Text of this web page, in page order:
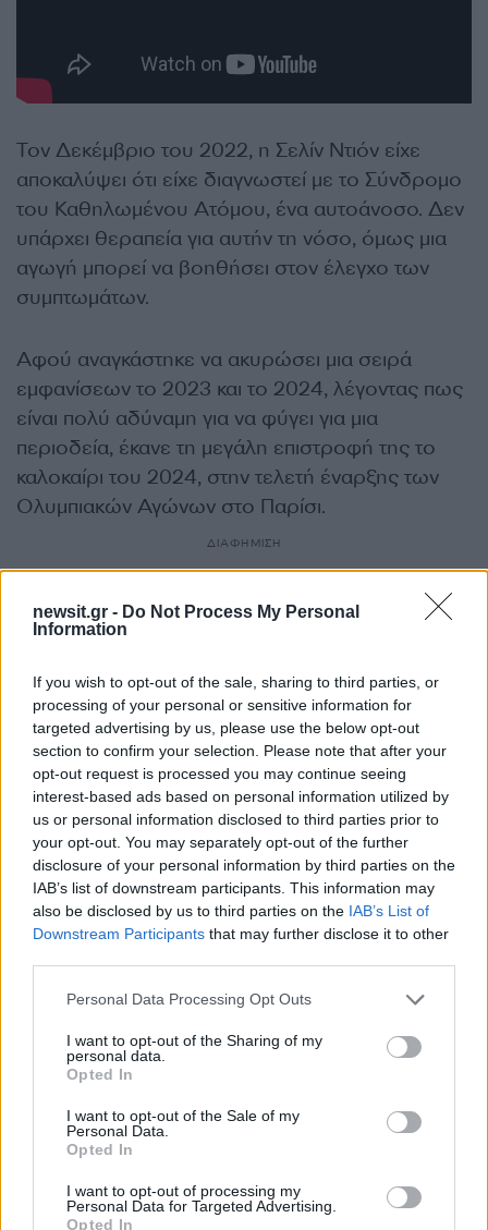
newsit.gr - Do Not Process My Personal
Information
If you wish to opt-out of the sale, sharing to third parties, or
processing of your personal or sensitive information for
targeted advertising by us, please use the below opt-out
section to confirm your selection. Please note that after your
opt-out request is processed you may continue seeing
interest-based ads based on personal information utilized by
us or personal information disclosed to third parties prior to
your opt-out. You may separately opt-out of the further
disclosure of your personal information by third parties on the
IAB’s list of downstream participants. This information may
also be disclosed by us to third parties on the IAB’s List of
Downstream Participants that may further disclose it to other
Please note that this website/app uses one or more Google
not limited to your visit or usage behaviour. You may click to
grant or deny consent to Google and its third-party tags to
use your data for below specified purposes in below Google
consent section.
Personal Data Processing Opt Outs
I want to opt-out of the Sharing of my
personal data.
Opted In
I want to opt-out of the Sale of my
Personal Data.
Opted In
I want to opt-out of processing my
Personal Data for Targeted Advertising.
Opted In
Τον Δεκέμβριο του 2022, η Σελίν Ντιόν είχε
αποκαλύψει ότι είχε διαγνωστεί με το Σύνδρομο
του Καθηλωμένου Ατόμου, ένα αυτοάνοσο. Δεν
υπάρχει θεραπεία για αυτήν τη νόσο, όμως μια
αγωγή μπορεί να βοηθήσει στον έλεγχο των
συμπτωμάτων.
Αφού αναγκάστηκε να ακυρώσει μια σειρά
εμφανίσεων το 2023 και το 2024, λέγοντας πως
είναι πολύ αδύναμη για να φύγει για μια
περιοδεία, έκανε τη μεγάλη επιστροφή της το
καλοκαίρι του 2024, στην τελετή έναρξης των
Ολυμπιακών Αγώνων στο Παρίσι.
ΔΙΑΦΗΜΙΣΗ
Αν τα χάσατε
Έρχεται τριήμερο με
40άρια και ισχυρά
μελτέμια - Οι περιοχές που
φαινόμενα
«Αφιέρωσε τη ζωή της
να βοηθά ανθρώπους
της 38χρονης Λίζα
βρέθηκε νεκρή